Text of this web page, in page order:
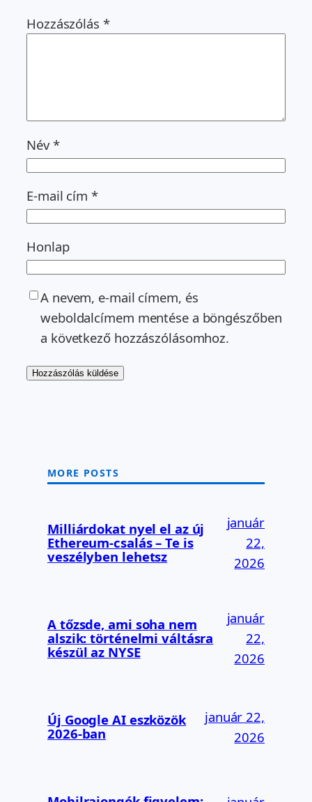
Hozzászólás *
Név*
E-mail cím *
Honlap
A nevem, e-mail címem, és
weboldalcímem mentése a böngészőben
a következő hozzászólásomhoz.
MORE POSTS
Milliárdokat nyel el az új
Ethereum-csalás – Te is
veszélyben lehetsz
január
22,
2026
A tőzsde, ami soha nem
alszik: történelmi váltásra
készül az NYSE
január
22,
2026
Új Google AI eszközök
2026-ban
január 22,
2026